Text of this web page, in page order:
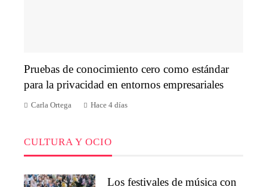
Pruebas de conocimiento cero como estándar
para la privacidad en entornos empresariales
Carla Ortega Hace 4 días
CULTURA Y OCIO
Los festivales de música con